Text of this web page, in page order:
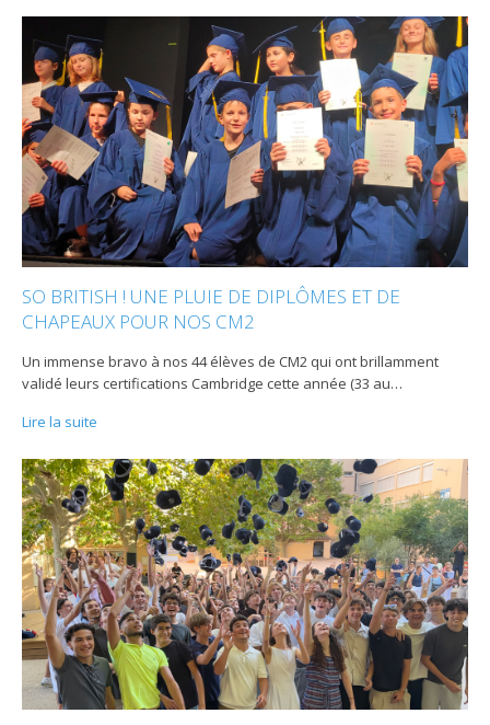
SO BRITISH ! UNE PLUIE DE DIPLÔMES ET DE
CHAPEAUX POUR NOS CM2
Un immense bravo à nos 44 élèves de CM2 qui ont brillamment
validé leurs certifications Cambridge cette année (33 au…
Lire la suite